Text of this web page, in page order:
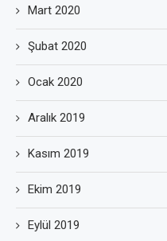
Mart 2020
Şubat 2020
Ocak 2020
Aralık 2019
Kasım 2019
Ekim 2019
Eylül 2019